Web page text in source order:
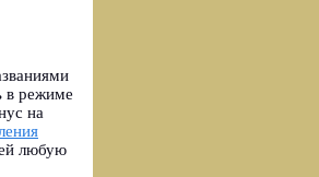
в режиме
на
любую